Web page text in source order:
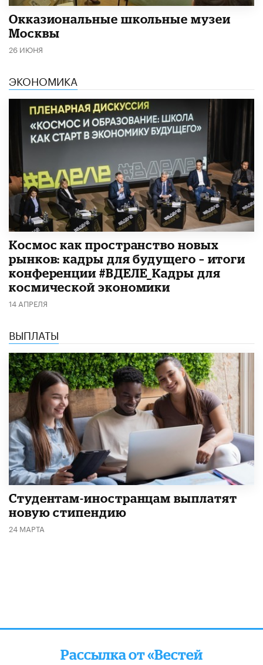
​Окказиональные школьные музеи
Москвы
26 ИЮНЯ
ЭКОНОМИКА
Космос как пространство новых
рынков: кадры для будущего – итоги
конференции #ВДЕЛЕ_Кадры для
космической экономики
14 АПРЕЛЯ
ВЫПЛАТЫ
Студентам-иностранцам выплатят
новую стипендию
24 МАРТА
Рассылка от «Вестей